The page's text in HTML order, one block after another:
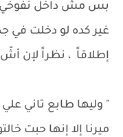
بس مش داخل
غير كده لو دخلت
إطلاقاً ، نظراً لإن
" وليها طابع تاني
ميرنا إلا إنها حبت